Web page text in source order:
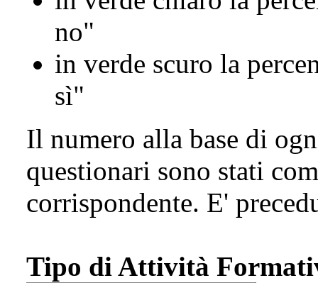
no"
in verde scuro la
sì"
Il numero alla base di
questionari sono stati
corrispondente. E'
Tipo di Attività